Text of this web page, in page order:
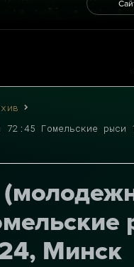
72:45 Гомельские рыси
Минск